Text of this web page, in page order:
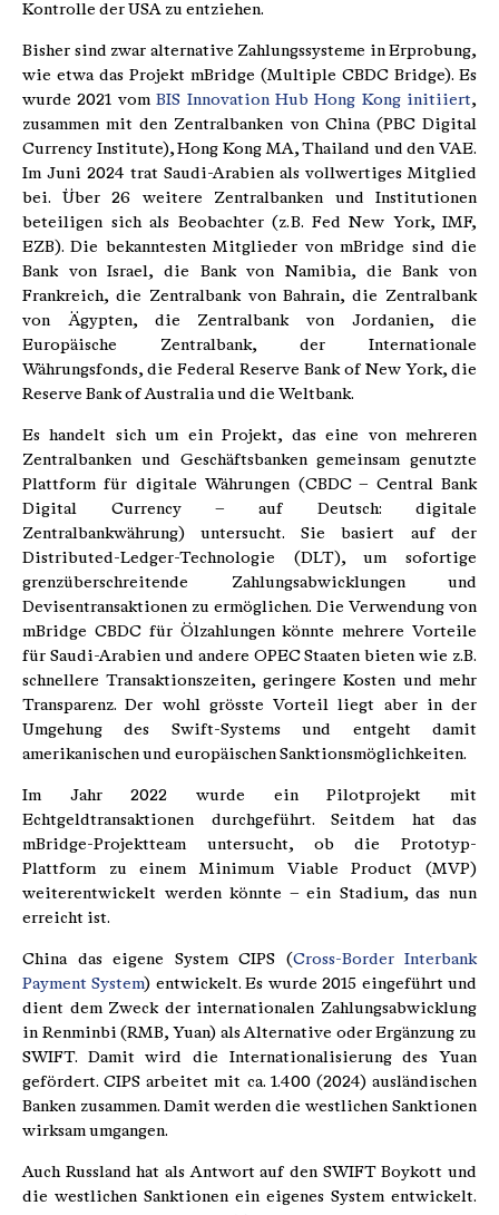
Kontrolle der USA zu entziehen.
Bisher sind zwar alternative Zahlungssysteme in Erprobung,
wie etwa das Projekt mBridge (Multiple CBDC Bridge). Es
wurde 2021 vomBIS Innovation Hub Hong Kong initiiert,
zusammen mit den Zentralbanken von China (PBC Digital
Currency Institute), Hong Kong MA, Thailand und den VAE.
Im Juni 2024 trat Saudi-Arabien als vollwertiges Mitglied
bei. Über 26 weitere Zentralbanken und Institutionen
beteiligen sich als Beobachter (z. B. Fed New York, IMF,
EZB). Die bekanntesten Mitglieder von mBridge sind die
Bank von Israel, die Bank von Namibia, die Bank von
Frankreich, die Zentralbank von Bahrain, die Zentralbank
von Ägypten, die Zentralbank von Jordanien, die
Europäische Zentralbank, der Internationale
Währungsfonds, die Federal Reserve Bank of New York, die
Reserve Bank of Australia und die Weltbank.
Es handelt sich um ein Projekt, das eine von mehreren
Zentralbanken und Geschäftsbanken gemeinsam genutzte
Plattform für digitale Währungen (CBDC – Central Bank
Digital Currency – auf Deutsch: digitale
Zentralbankwährung) untersucht. Sie basiert auf der
Distributed-Ledger-Technologie (DLT), um sofortige
grenzüberschreitende Zahlungsabwicklungen und
Devisentransaktionen zu ermöglichen. Die Verwendung von
mBridge CBDC für Ölzahlungen könnte mehrere Vorteile
für Saudi-Arabien und andere OPEC Staaten bieten wie z.B.
schnellere Transaktionszeiten, geringere Kosten und mehr
Transparenz. Der wohl grösste Vorteil liegt aber in der
Umgehung des Swift-Systems und entgeht damit
amerikanischen und europäischen Sanktionsmöglichkeiten.
Im Jahr 2022 wurde ein Pilotprojekt mit
Echtgeldtransaktionen durchgeführt. Seitdem hat das
mBridge-Projektteam untersucht, ob die Prototyp-
Plattform zu einem Minimum Viable Product (MVP)
weiterentwickelt werden könnte – ein Stadium, das nun
erreicht ist.
China das eigene System CIPS (Cross-Border Interbank
Payment System) entwickelt. Es wurde 2015 eingeführt und
dient dem Zweck der internationalen Zahlungsabwicklung
in Renminbi (RMB, Yuan) als Alternative oder Ergänzung zu
SWIFT. Damit wird die Internationalisierung des Yuan
gefördert. CIPS arbeitet mit ca. 1.400 (2024) ausländischen
Banken zusammen. Damit werden die westlichen Sanktionen
wirksam umgangen.
Auch Russland hat als Antwort auf den SWIFT Boykott und
die westlichen Sanktionen ein eigenes System entwickelt.